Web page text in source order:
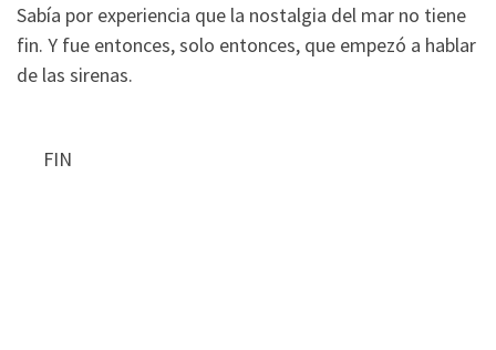
Sabía por experiencia que la nostalgia del mar no tiene
fin. Y fue entonces, solo entonces, que empezó a hablar
de las sirenas.
FIN